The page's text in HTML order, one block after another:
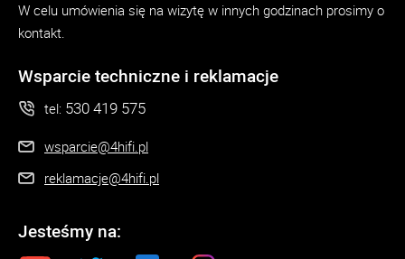
W celu umówienia się na wizytę w innych godzinach prosimy o
kontakt.
Wsparcie techniczne i reklamacje
tel: 530 419 575
wsparcie@4hifi.pl
reklamacje@4hifi.pl
Jesteśmy na: